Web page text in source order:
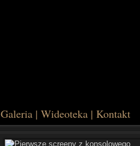
Galeria | Wideoteka | Kontakt